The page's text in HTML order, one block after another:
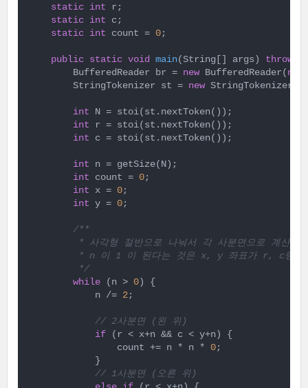
static int r;
static int c;
static int count = 0 ;
public static void main(String[] args) throws
        BufferedReader br =
new BufferedReader( new
        StringTokenizer st =
new
int N = stoi(st.nextToken());
int r = stoi(st.nextToken());
int c = stoi(st.nextToken());
int n = getSize(N);
int count = 0 ;
int x = 0 ;
int y = 0 ;
/**
         * 사각형 절반으로 나눠서 각 사분면으로 계산
* n 이 1 이 된다는 것은 x, y 좌표가 r, c랑
         */
while (n > 0) {
            n /=
2 ;
// 2사분면 (왼 위)
if (r < x+n && c < y+n) {
                count += n * n *
0 ;
            }
// 1사분면 (오른 위)